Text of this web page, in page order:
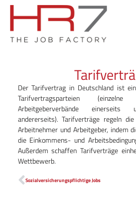
Der Tarifvertrag in Deutschland ist
Tarifvertragsparteien
Arbeitgeberverbände einerseits
andererseits). Tarifverträge regeln
Arbeitnehmer und Arbeitgeber, indem
die Einkommens- und
Außerdem schaffen Tarifverträge
Wettbewerb.
Sozialversicherungspflichtige Jobs